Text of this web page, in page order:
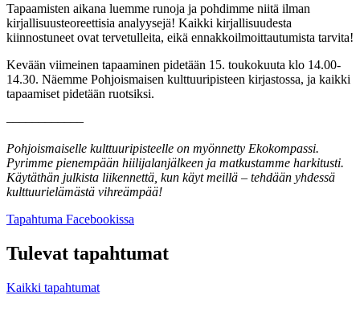
Tapaamisten aikana luemme runoja ja pohdimme niitä ilman
kirjallisuusteoreettisia analyysejä! Kaikki kirjallisuudesta
kiinnostuneet ovat tervetulleita, eikä ennakkoilmoittautumista tarvita!
Kevään viimeinen tapaaminen pidetään 15. toukokuuta klo 14.00-
14.30. Näemme Pohjoismaisen kulttuuripisteen kirjastossa, ja kaikki
tapaamiset pidetään ruotsiksi.
––––––––––––
Pohjoismaiselle kulttuuripisteelle on myönnetty Ekokompassi.
Pyrimme pienempään hiilijalanjälkeen ja matkustamme harkitusti.
Käytäthän julkista liikennettä, kun käyt meillä – tehdään yhdessä
kulttuurielämästä vihreämpää!
Tapahtuma Facebookissa
välilehteen
Tulevat tapahtumat
Kaikki tapahtumat